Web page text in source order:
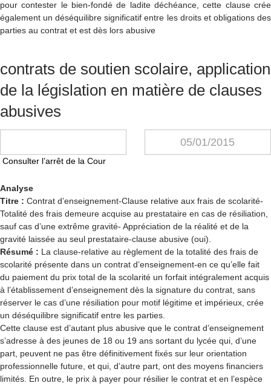
pour contester le bien-fondé de ladite déchéance, cette clause crée
également un déséquilibre significatif entre les droits et obligations des
parties au contrat et est dès lors abusive
contrats de soutien scolaire, application
de la législation en matière de clauses
abusives
05/01/2015
Consulter l’arrêt de la Cour
Analyse
Titre : Contrat d’enseignement-Clause relative aux frais de scolarité-
Totalité des frais demeure acquise au prestataire en cas de résiliation,
sauf cas d’une extrême gravité- Appréciation de la réalité et de la
gravité laissée au seul prestataire-clause abusive (oui).
Résumé : La clause-relative au règlement de la totalité des frais de
scolarité présente dans un contrat d’enseignement-en ce qu’elle fait
du paiement du prix total de la scolarité un forfait intégralement acquis
à l’établissement d’enseignement dès la signature du contrat, sans
réserver le cas d’une résiliation pour motif légitime et impérieux, crée
un déséquilibre significatif entre les parties.
Cette clause est d’autant plus abusive que le contrat d’enseignement
s’adresse à des jeunes de 18 ou 19 ans sortant du lycée qui, d’une
part, peuvent ne pas être définitivement fixés sur leur orientation
professionnelle future, et qui, d’autre part, ont des moyens financiers
limités. En outre, le prix à payer pour résilier le contrat et en l’espèce